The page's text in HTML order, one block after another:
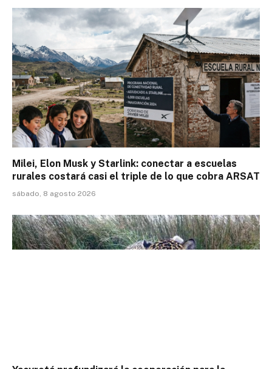
Milei, Elon Musk y Starlink: conectar a escuelas
rurales costará casi el triple de lo que cobra ARSAT
sábado, 8 agosto 2026